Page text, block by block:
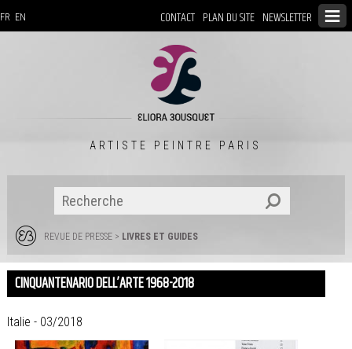
CONTACT PLAN DU SITE NEWSLETTER
FR EN
ARTISTE PEINTRE PARIS
REVUE DE PRESSE> LIVRES ET GUIDES
CINQUANTENARIO DELL’ARTE 1968-2018
Italie - 03/2018